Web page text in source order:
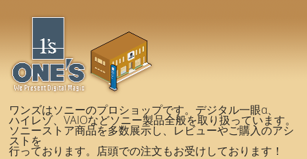
ワンズはソニーのプロショップです。デジタル一眼α、
ハイレゾ、VAIOなどソニー製品全般を取り扱っています。
ソニーストア商品を多数展示し、レビューやご購入のアシ
ストを
行っております。店頭での注文もお受けしております！